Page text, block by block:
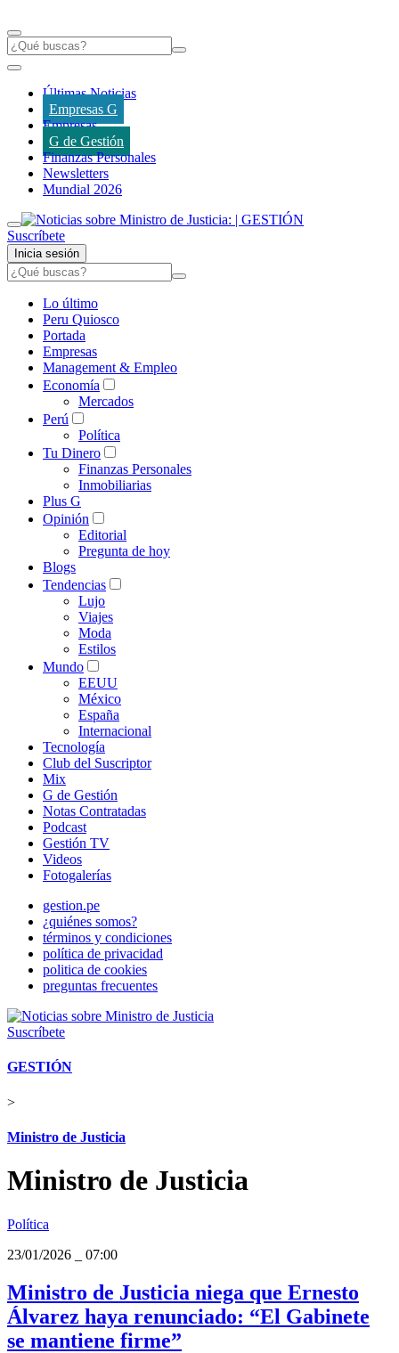
Últimas Noticias
Empresas G
Empresas
G de Gestión
Finanzas Personales
Newsletters
Mundial 2026
Suscríbete
Inicia sesión
Lo último
Peru Quiosco
Portada
Empresas
Management & Empleo
Economía
Mercados
Perú
Política
Tu Dinero
Finanzas Personales
Inmobiliarias
Plus G
Opinión
Editorial
Pregunta de hoy
Blogs
Tendencias
Lujo
Viajes
Moda
Estilos
Mundo
EEUU
México
España
Internacional
Tecnología
Club del Suscriptor
Mix
G de Gestión
Notas Contratadas
Podcast
Gestión TV
Videos
Fotogalerías
gestion.pe
¿quiénes somos?
términos y condiciones
política de privacidad
politica de cookies
preguntas frecuentes
Suscríbete
GESTIÓN
>
Ministro de Justicia
Ministro de Justicia
Política
23/01/2026
07:00
Ministro de Justicia niega que Ernesto
Álvarez haya renunciado: “El Gabinete
se mantiene firme”